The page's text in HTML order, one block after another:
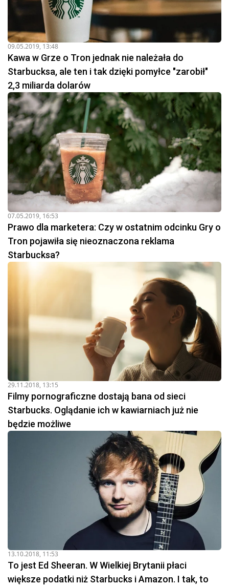
09.05.2019, 13:48
Kawa w Grze o Tron jednak nie należała do
Starbucksa, ale ten i tak dzięki pomyłce "zarobił"
2,3 miliarda dolarów
07.05.2019, 16:53
Prawo dla marketera: Czy w ostatnim odcinku Gry o
Tron pojawiła się nieoznaczona reklama
Starbucksa?
29.11.2018, 13:15
Filmy pornograficzne dostają bana od sieci
Starbucks. Oglądanie ich w kawiarniach już nie
będzie możliwe
13.10.2018, 11:53
To jest Ed Sheeran. W Wielkiej Brytanii płaci
większe podatki niż Starbucks i Amazon. I tak, to